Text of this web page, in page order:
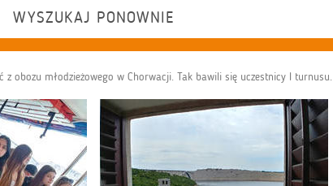
WYSZUKAJ PONOWNIE
obozu młodzieżowego w Chorwacji. Tak bawili się uczestnicy I turnusu.